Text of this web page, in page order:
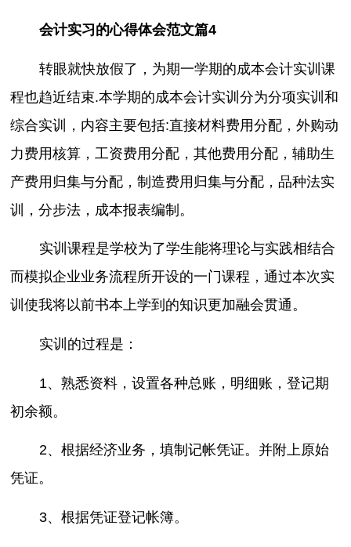
会计实习的心得体会范文篇4
转眼就快放假了，为期一学期的成本会计实训课
程也趋近结束.本学期的成本会计实训分为分项实训和
综合实训，内容主要包括:直接材料费用分配，外购动
力费用核算，工资费用分配，其他费用分配，辅助生
产费用归集与分配，制造费用归集与分配，品种法实
训，分步法，成本报表编制。
实训课程是学校为了学生能将理论与实践相结合
而模拟企业业务流程所开设的一门课程，通过本次实
训使我将以前书本上学到的知识更加融会贯通。
实训的过程是：
1、熟悉资料，设置各种总账，明细账，登记期
初余额。
2、根据经济业务，填制记帐凭证。并附上原始
凭证。
3、根据凭证登记帐簿。